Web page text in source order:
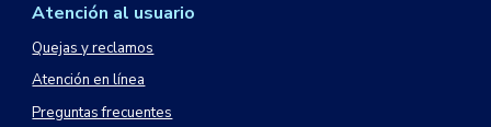
Atención al usuario
Quejas y reclamos
Atención en línea
Preguntas frecuentes